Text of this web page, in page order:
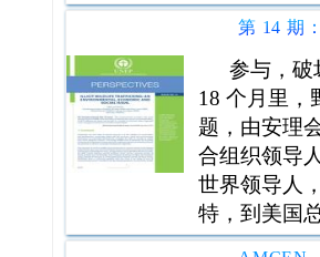
参与，破
18 个月里，
题，由安理
合组织领导
世界领导人
特，到美国
意识到此类